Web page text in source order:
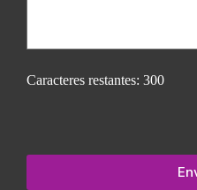
Caracteres restantes: 300